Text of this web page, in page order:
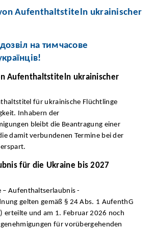
Aufenthaltstiteln ukrainischer
на тимчасове
Aufenthaltstiteln ukrainischer
für ukrainische Flüchtlinge
Inhabern der
bleibt die Beantragung einer
damit verbundenen Termine bei der
für die Ukraine bis 2027
– Aufenthaltserlaubnis -
gelten gemäß § 24 Abs. 1 AufenthG
erteilte und am 1. Februar 2026 noch
für vorübergehenden